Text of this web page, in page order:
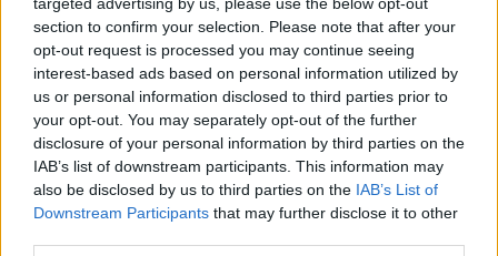
section to confirm your selection. Please note that after your
opt-out request is processed you may continue seeing
interest-based ads based on personal information utilized by
us or personal information disclosed to third parties prior to
your opt-out. You may separately opt-out of the further
disclosure of your personal information by third parties on the
IAB’s list of downstream participants. This information may
also be disclosed by us to third parties on the IAB’s List of
Downstream Participants that may further disclose it to other
ανανεωμένο ενδιαφέρον των επενδυτών, το
νομοσχέδιο για τη δομή της αγοράς
κρυπτονομισμάτων, γνωστό ως Νόμος για τη
Διαύγεια,απομακρύνεται όλο και περισσότερο
καθώς οι νομοθέτες παραμένουν διχασμένοι σε
βασικές διατάξεις του νομοσχεδίου.
Καθώς η αβεβαιότητα γύρω από τον πόλεμο στο
Ιράν έχει κρατήσει το bitcoin υπό πίεση τους